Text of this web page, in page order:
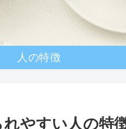
人の特徴
やすい人の特